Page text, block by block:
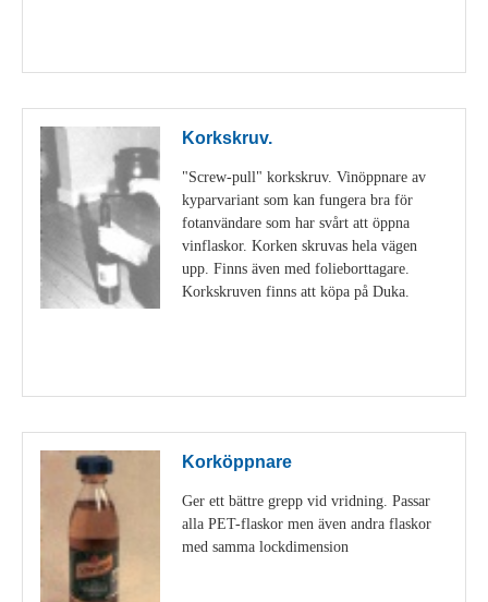
Korkskruv.
"Screw-pull" korkskruv. Vinöppnare av
kyparvariant som kan fungera bra för
fotanvändare som har svårt att öppna
vinflaskor. Korken skruvas hela vägen
upp. Finns även med folieborttagare.
Korkskruven finns att köpa på Duka.
Korköppnare
Ger ett bättre grepp vid vridning. Passar
alla PET-flaskor men även andra flaskor
med samma lockdimension